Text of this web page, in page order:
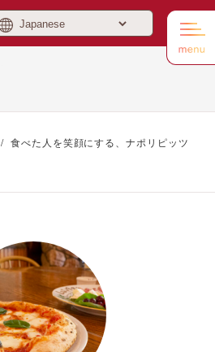
/食べた人を笑顔にする、ナポリピッツ